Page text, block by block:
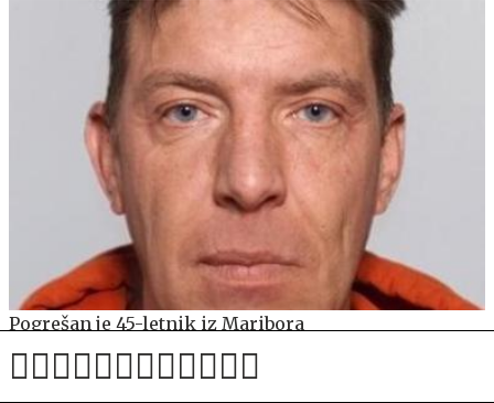
Pogrešan je 45-letnik iz Maribora